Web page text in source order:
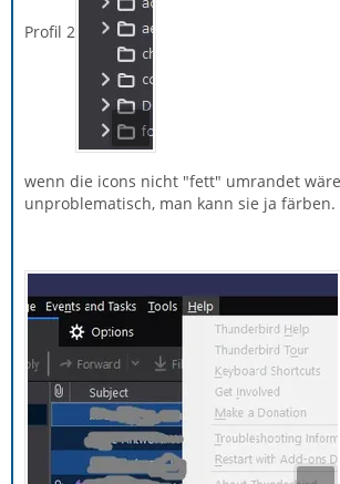
Profil 2
wenn die icons nicht "fett" umrandet
unproblematisch, man kann sie ja färben.